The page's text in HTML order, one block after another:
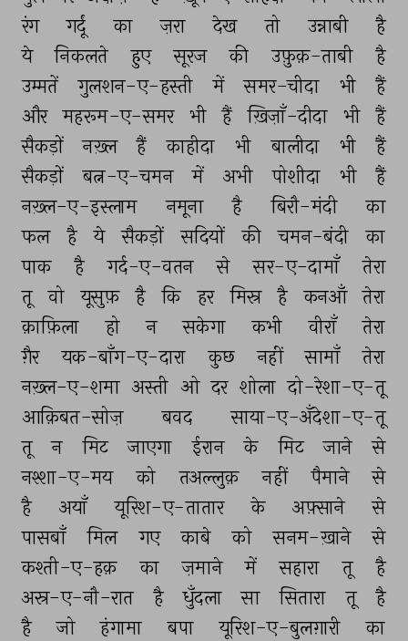
रंग
गर्दूं का ज़रा देख तो उन्नाबी
है
ये
निकलते हुए सूरज की उफ़ुक़-ताबी
है
उम्मतें
गुलशन-ए-हस्ती में समर-चीदा भी
हैं
और महरूम-ए-समर भी हैं ख़िज़ाँ-दीदा भी
हैं
सैकड़ों
नख़्ल हैं काहीदा भी बालीदा भी
हैं
सैकड़ों
बत्न-ए-चमन में अभी पोशीदा भी
हैं
नख़्ल-ए-इस्लाम
नमूना है बिरौ-मंदी
का
फल
है ये सैकड़ों सदियों की चमन-बंदी
का
पाक
है गर्द-ए-वतन से सर-ए-दामाँ
तेरा
तू
वो यूसुफ़ है कि हर मिस्र है कनआँ
तेरा
क़ाफ़िला
हो न सकेगा कभी वीराँ
तेरा
ग़ैर
यक-बाँग-ए-दारा कुछ नहीं सामाँ
तेरा
नख़्ल-ए-शमा अस्ती ओ दर शोला दो-रेशा-ए-तू
आक़िबत-सोज़
बवद
साया-ए-अँदेशा-ए-तू
तू
न मिट जाएगा ईरान के मिट जाने
से
नश्शा-ए-मय
को तअल्लुक़ नहीं पैमाने
से
है
अयाँ यूरिश-ए-तातार के अफ़्साने
से
पासबाँ
मिल गए काबे को सनम-ख़ाने
से
कश्ती-ए-हक़
का ज़माने में सहारा तू
है
अस्र-ए-नौ-रात
है धुँदला सा सितारा तू
है
है
जो हंगामा बपा यूरिश-ए-बुलग़ारी
का